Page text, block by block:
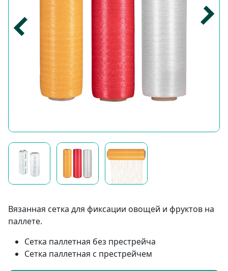
Вязанная сетка для фиксации овощей и фруктов на
паллете.
Сетка паллетная без престрейча
Сетка паллетная с престрейчем